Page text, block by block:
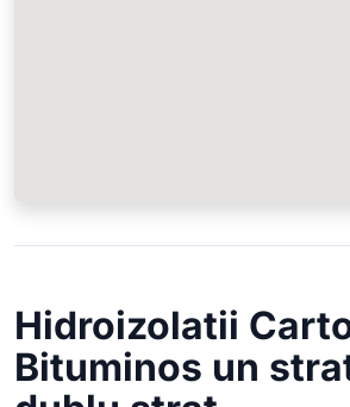
Hidroizolatii
Bituminos un